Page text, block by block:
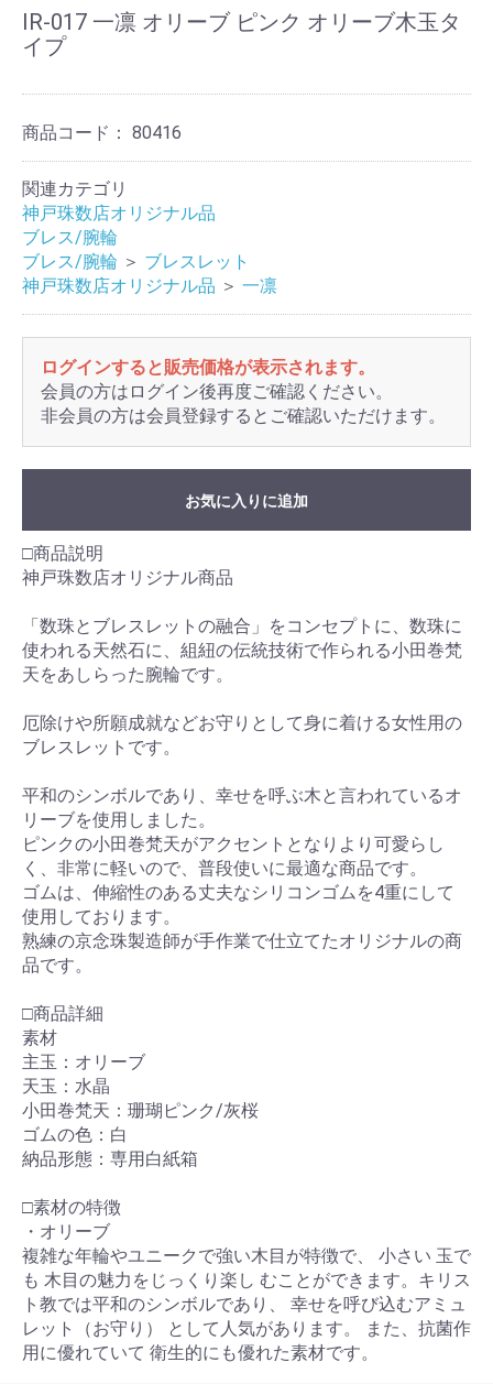
IR-017 一凛 オリーブ ピンク オリーブ木玉タ
イプ
商品コード： 80416
関連カテゴリ
神戸珠数店オリジナル品
ブレス/腕輪
ブレス/腕輪 ＞ ブレスレット
神戸珠数店オリジナル品 ＞ 一凛
ログインすると販売価格が表示されます。
会員の方はログイン後再度ご確認ください。
非会員の方は会員登録するとご確認いただけます。
お気に入りに追加
□商品説明
神戸珠数店オリジナル商品
「数珠とブレスレットの融合」をコンセプトに、数珠に
使われる天然石に、組紐の伝統技術で作られる小田巻梵
天をあしらった腕輪です。
厄除けや所願成就などお守りとして身に着ける女性用の
ブレスレットです。
平和のシンボルであり、幸せを呼ぶ木と言われているオ
リーブを使用しました。
ピンクの小田巻梵天がアクセントとなりより可愛らし
く、非常に軽いので、普段使いに最適な商品です。
ゴムは、伸縮性のある丈夫なシリコンゴムを4重にして
使用しております。
熟練の京念珠製造師が手作業で仕立てたオリジナルの商
品です。
□商品詳細
素材
主玉：オリーブ
天玉：水晶
小田巻梵天：珊瑚ピンク/灰桜
ゴムの色：白
納品形態：専用白紙箱
□素材の特徴
・オリーブ
複雑な年輪やユニークで強い木目が特徴で、 小さい 玉で
も 木目の魅力をじっくり楽し むことができます。キリス
ト教では平和のシンボルであり、 幸せを呼び込むアミュ
レット（お守り） として人気があります。 また、抗菌作
用に優れていて 衛生的にも優れた素材です。